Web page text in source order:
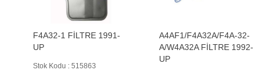
F4A32-1 FİLTRE 1991-
UP
Stok Kodu : 515863
A4AF1/F4A32A/F4A-32-
A/W4A32A FİLTRE 1992-
UP